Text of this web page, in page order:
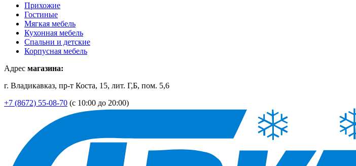
Прихожие
Гостиные
Мягкая мебель
Кухонная мебель
Спальни и детские
Корпусная мебель
Адрес магазина:
г. Владикавказ, пр-т Коста, 15, лит. Г,Б, пом. 5,6
+7 (8672) 55-08-70 (с 10:00 до 20:00)